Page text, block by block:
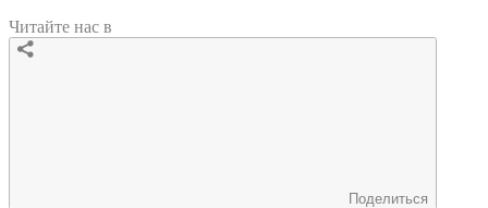
Читайте нас в
Поделиться